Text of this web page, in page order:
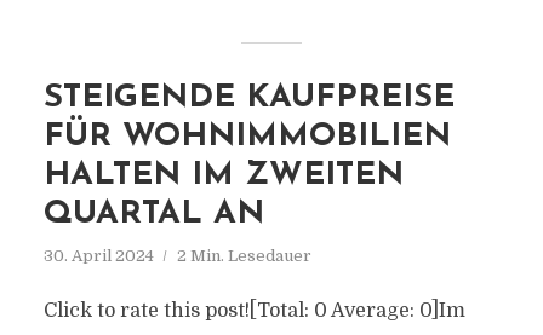
STEIGENDE KAUFPREISE
FÜR WOHNIMMOBILIEN
HALTEN IM ZWEITEN
QUARTAL AN
30. April 2024 2 Min. Lesedauer
Click to rate this post![Total: 0 Average: 0]Im